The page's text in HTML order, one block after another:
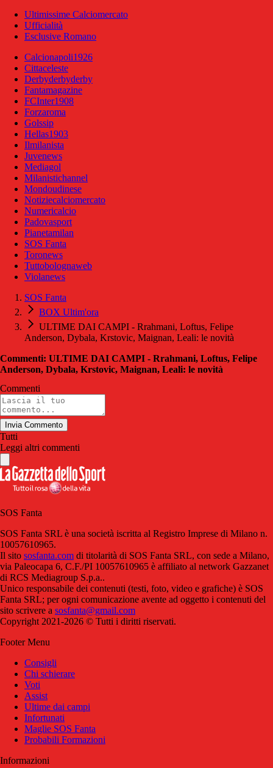
Ultimissime Calciomercato
Ufficialità
Esclusive Romano
Calcionapoli1926
Cittaceleste
Derbyderbyderby
Fantamagazine
FCInter1908
Forzaroma
Golssip
Hellas1903
Ilmilanista
Juvenews
Mediagol
Milanistichannel
Mondoudinese
Notiziecalciomercato
Numericalcio
Padovasport
Pianetamilan
SOS Fanta
Toronews
Tuttobolognaweb
Violanews
SOS Fanta
BOX Ultim'ora
ULTIME DAI CAMPI - Rrahmani, Loftus, Felipe
Anderson, Dybala, Krstovic, Maignan, Leali: le novità
Commenti: ULTIME DAI CAMPI - Rrahmani, Loftus, Felipe
Anderson, Dybala, Krstovic, Maignan, Leali: le novità
Commenti
Invia Commento
Tutti
Leggi altri commenti
SOS Fanta
SOS Fanta SRL è una società iscritta al Registro Imprese di Milano n.
10057610965.
Il sito sosfanta.com di titolarità di SOS Fanta SRL, con sede a Milano,
via Paleocapa 6, C.F./PI 10057610965 è affiliato al network Gazzanet
di RCS Mediagroup S.p.a..
Unico responsabile dei contenuti (testi, foto, video e grafiche) è SOS
Fanta SRL; per ogni comunicazione avente ad oggetto i contenuti del
sito scrivere a sosfanta@gmail.com
Copyright 2021-2026 © Tutti i diritti riservati.
Footer Menu
Consigli
Chi schierare
Voti
Assist
Ultime dai campi
Infortunati
Maglie SOS Fanta
Probabili Formazioni
Informazioni